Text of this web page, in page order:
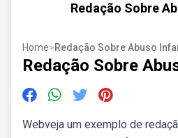
Redação Sobre
Home>Redação Sobre Abuso
Redação Sobre
Webveja um exemplo de